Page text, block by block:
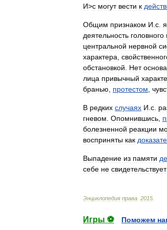
И>с могут вести к
Общим признаком И с
деятельность головного
центральной нервной
характера
обстановкой
Нет
лица привычный
бранью
протестом
В редких случаях И с
гневом Опомнившись
болезненной реакции
восприняты как
Выпадение из памяти
себе не свидетельствует
Энциклопедия права 2015
Игры ⚽
Поможем